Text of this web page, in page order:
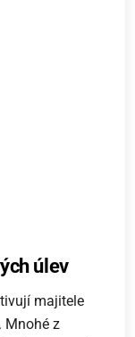
úlev
majitele
Mnohé z